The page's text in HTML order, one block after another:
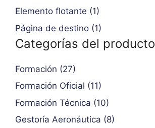
Elemento flotante (1)
Página de destino (1)
Categorías del producto
Formación (27)
Formación Oficial (11)
Formación Técnica (10)
Gestoría Aeronáutica (8)